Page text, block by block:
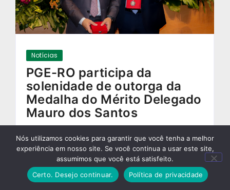
Notícias
PGE-RO participa da
solenidade de outorga da
Medalha do Mérito Delegado
Mauro dos Santos
Nós utilizamos cookies para garantir que você tenha a melhor
experiência em nosso site. Se você continua a usar este site,
assumimos que você está satisfeito.
Certo. Desejo continuar.
Política de privacidade